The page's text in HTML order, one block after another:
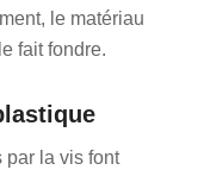
le matériau
fait fondre.
par la vis font